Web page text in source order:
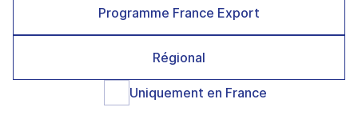
Programme France Export
Régional
Uniquement en France